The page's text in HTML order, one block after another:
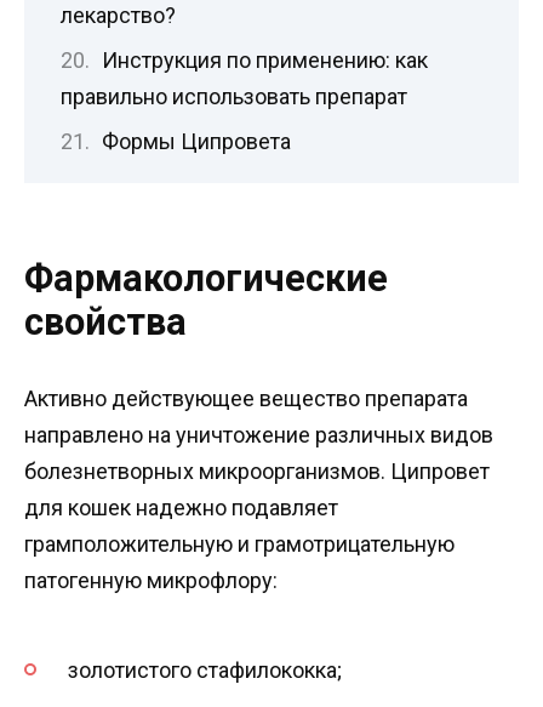
лекарство?
Инструкция по применению: как
правильно использовать препарат
Формы Ципровета
Фармакологические
свойства
Активно действующее вещество препарата
направлено на уничтожение различных видов
болезнетворных микроорганизмов. Ципровет
для кошек надежно подавляет
грамположительную и грамотрицательную
патогенную микрофлору:
золотистого стафилококка;